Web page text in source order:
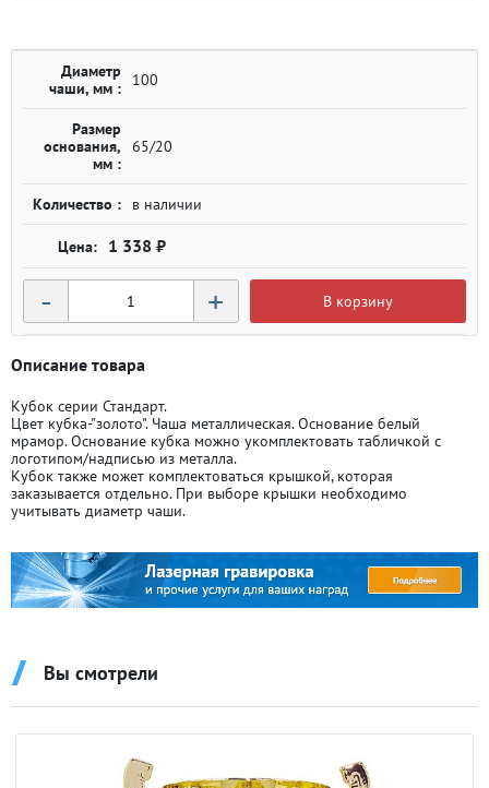
Диаметр
чаши, мм :
100
Размер
основания,
мм :
65/20
Количество : в наличии
1 338 ₽
- + В корзину
Описание товара
Кубок серии Стандарт.
Цвет кубка-"золото". Чаша металлическая. Основание белый
мрамор. Основание кубка можно укомплектовать табличкой с
логотипом/надписью из металла.
Кубок также может комплектоваться крышкой, которая
заказывается отдельно. При выборе крышки необходимо
учитывать диаметр чаши.
Вы смотрели